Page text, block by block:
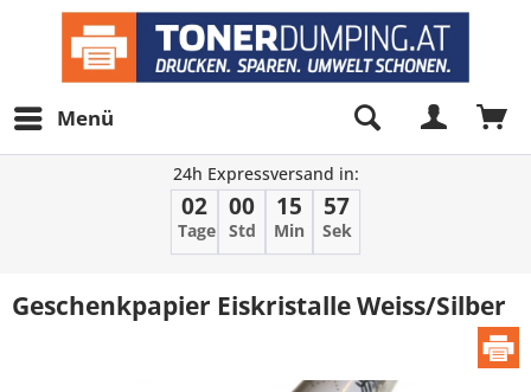
Menü
24h Expressversand in:
02
Tage
00
Std
15
Min
57
Sek
Geschenkpapier Eiskristalle Weiss/Silber